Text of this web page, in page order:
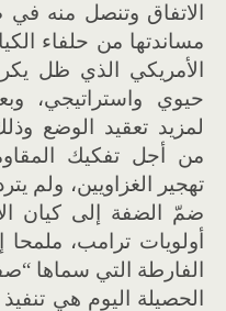
الاتفاق وتنصل منه
مساندتها من حلفاء
الأمريكي الذي ظل
حيوي واستراتيجي،
لمزيد تعقيد الوضع
من أجل تفكيك
تهجير الغزاويين، ولم
ضمّ الضفة إلى كيان
أولويات ترامب،
الفارطة التي سماها
الحصيلة اليوم هي